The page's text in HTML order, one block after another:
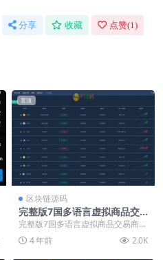
分享 收藏 点赞(1 )
置顶
区块链源码
完整版7国多语言虚拟商品交
易商城代码-币币-合约-期权-申
完整版7国多语言虚拟商品交易商城
代码-币币-合约-期权-申购-理财-推
广太漂亮了...
4 年前 2.0K